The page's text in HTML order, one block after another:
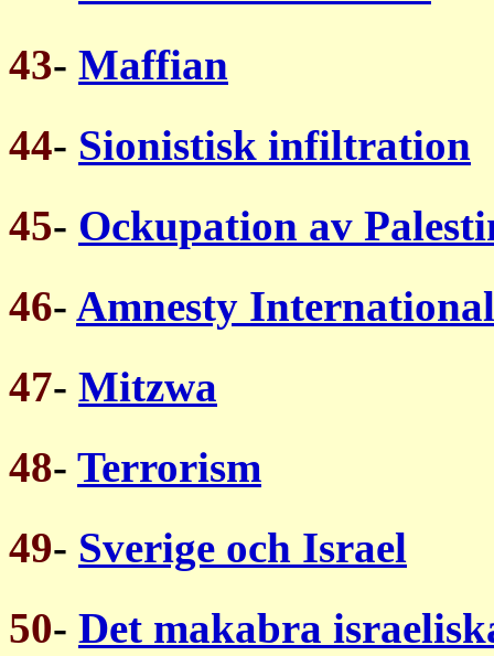
43- Maffian
44- Sionistisk infiltration
45- Ockupation av
46- Amnesty International
47- Mitzwa
48- Terrorism
49- Sverige och Israel
50- Det makabra